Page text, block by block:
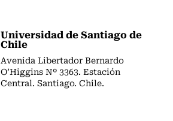
Universidad de Santiago de
Chile
Avenida Libertador Bernardo
O’Higgins Nº 3363. Estación
Central. Santiago. Chile.